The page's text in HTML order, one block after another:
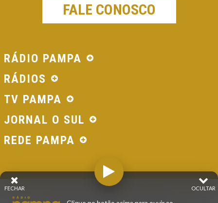
FALE CONOSCO
RÁDIO PAMPA
RÁDIOS
TV PAMPA
JORNAL O SUL
REDE PAMPA
© 2026 - Direitos Reservados - Rádio Pampa - Rede
OCULTAR
FECHAR